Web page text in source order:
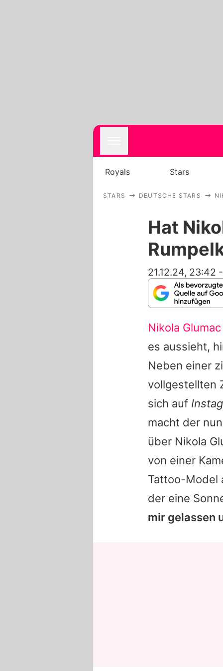
Royals Stars
STARS DEUTSCHE STARS
Hat
21.12.24, 23:42
Nikola Glumac
es aussieht,
Neben einer
vollgestellten
sich auf
macht der
über Nikola
von einer
Tattoo-Model
der eine
mir gelassen